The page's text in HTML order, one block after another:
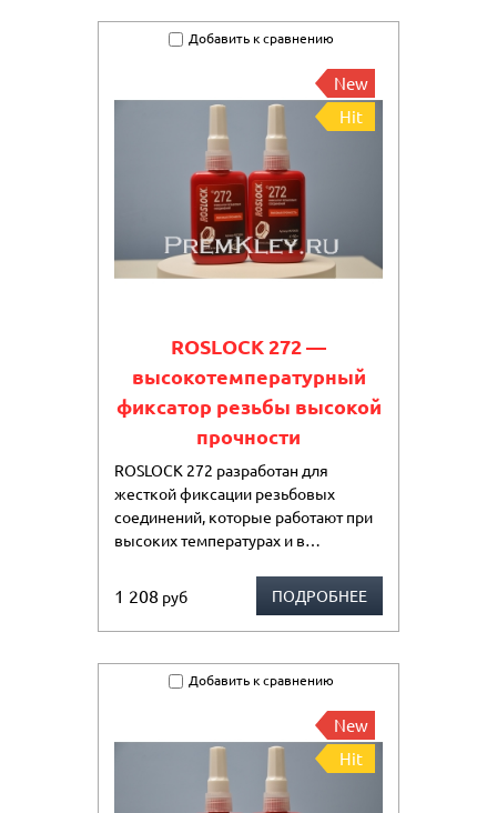
Добавить к сравнению
New
Hit
ROSLOCK 272 —
высокотемпературный
фиксатор резьбы высокой
прочности
ROSLOCK 272 разработан для
жесткой фиксации резьбовых
соединений, которые работают при
высоких температурах и в…
1 208 руб ПОДРОБНЕЕ
Добавить к сравнению
New
Hit